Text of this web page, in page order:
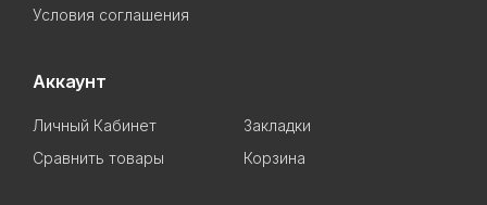
Условия соглашения
Аккаунт
Личный Кабинет
Закладки
Сравнить товары
Корзина